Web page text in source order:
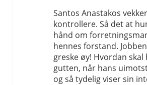
Santos Anastakos
kontrollere. Så det at
hånd om
hennes forstand.
greske øy! Hvordan
gutten, når hans
og så tydelig viser sin